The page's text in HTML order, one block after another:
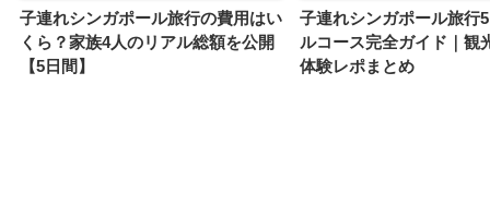
子連れシンガポール旅行の費用はい
くら？家族4人のリアル総額を公開
【5日間】
子連れシンガポール旅行
ルコース完全ガイド｜観
体験レポまとめ